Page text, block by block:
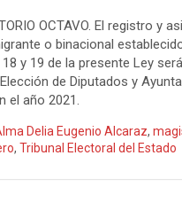
OCTAVO. El registro y
o binacional
y 19 de la presente Ley
de Diputados y
el año 2021.
Delia Eugenio Alcaraz,
, Tribunal Electoral del Estado